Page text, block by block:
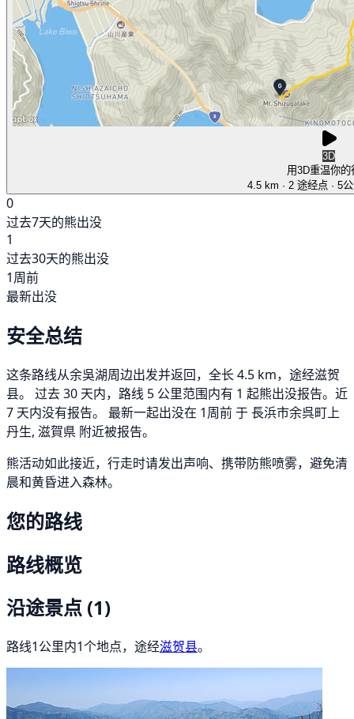
3D
用3D重温你的
4.5 km · 2 途经点 · 5
0
过去7天的熊出没
1
过去30天的熊出没
1周前
最新出没
安全总结
这条路线从余吳湖周边出发并返回，全长 4.5 km，途经滋贺
县。 过去 30 天内，路线 5 公里范围内有 1 起熊出没报告。近
7 天内没有报告。 最新一起出没在 1周前 于 長浜市余呉町上
丹生, 滋賀県 附近被报告。
熊活动如此接近，行走时请发出声响、携带防熊喷雾，避免清
晨和黄昏进入森林。
您的路线
路线概览
沿途景点 (1)
路线1公里内1个地点，途经滋贺县。